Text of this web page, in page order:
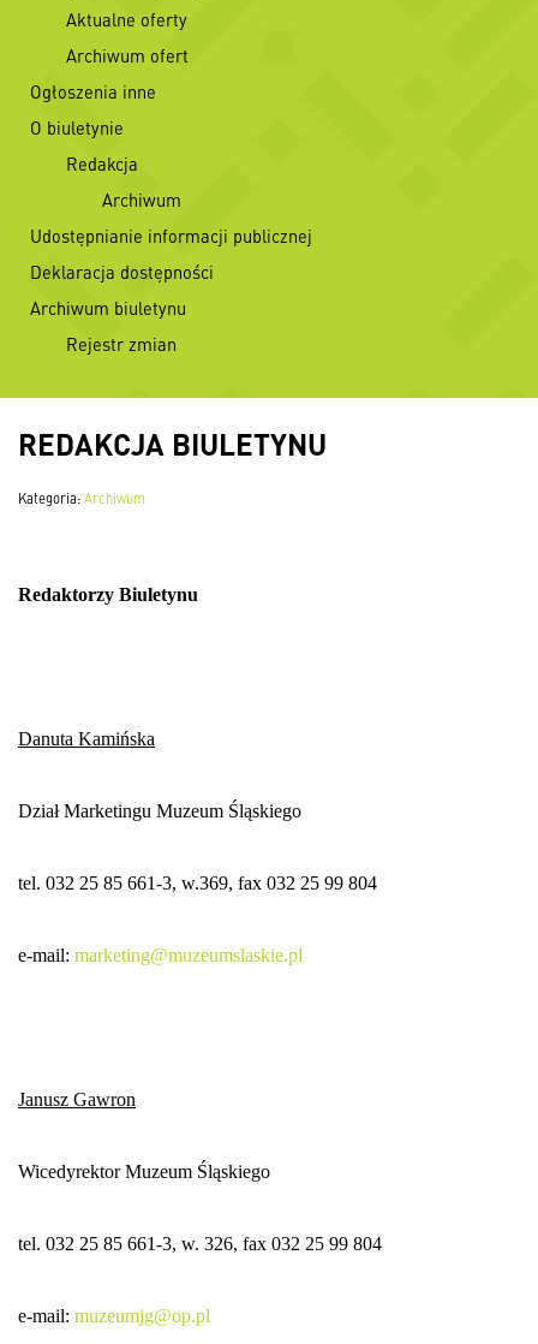
Aktualne oferty
Archiwum ofert
Ogłoszenia inne
O biuletynie
Redakcja
Archiwum
Udostępnianie informacji publicznej
Deklaracja dostępności
Archiwum biuletynu
Rejestr zmian
REDAKCJA BIULETYNU
Kategoria:Archiwum
Redaktorzy Biuletynu
Danuta Kamińska
Dział Marketingu Muzeum Śląskiego
tel. 032 25 85 661-3, w.369, fax 032 25 99 804
e-mail: marketing@muzeumslaskie.pl
Janusz Gawron
Wicedyrektor Muzeum Śląskiego
tel. 032 25 85 661-3, w. 326, fax 032 25 99 804
e-mail: muzeumjg@op.pl